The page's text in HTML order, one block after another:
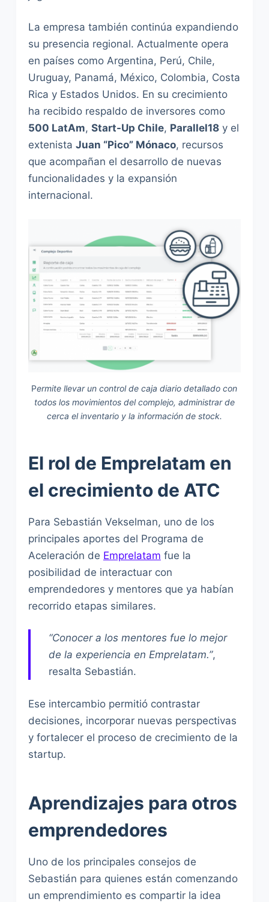
La empresa también continúa expandiendo
su presencia regional. Actualmente opera
en países como Argentina, Perú, Chile,
Uruguay, Panamá, México, Colombia, Costa
Rica y Estados Unidos. En su crecimiento
ha recibido respaldo de inversores como
500 LatAm, Start-Up Chile, Parallel18y el
extenista Juan “Pico” Mónaco, recursos
que acompañan el desarrollo de nuevas
funcionalidades y la expansión
internacional.
Permite llevar un control de caja diario detallado con
todos los movimientos del complejo, administrar de
cerca el inventario y la información de stock.
El rol de Emprelatam en
el crecimiento de ATC
Para Sebastián Vekselman, uno de los
principales aportes del Programa de
Aceleración de Emprelatam fue la
posibilidad de interactuar con
emprendedores y mentores que ya habían
recorrido etapas similares.
“Conocer a los mentores fue lo mejor
de la experiencia en Emprelatam.”,
resalta Sebastián.
Ese intercambio permitió contrastar
decisiones, incorporar nuevas perspectivas
y fortalecer el proceso de crecimiento de la
startup.
Aprendizajes para otros
emprendedores
Uno de los principales consejos de
Sebastián para quienes están comenzando
un emprendimiento es compartir la idea